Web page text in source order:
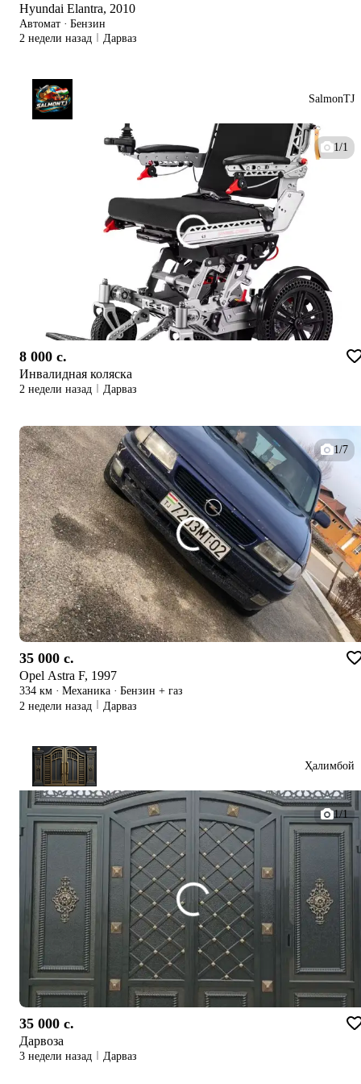
Hyundai Elantra, 2010
Автомат · Бензин
2 недели назад
Дарваз
SalmonTJ
1/1
8 000 c.
Инвалидная коляска
2 недели назад Дарваз
1/7
35 000 c.
Opel Astra F, 1997
334 км · Механика · Бензин + газ
2 недели назад
Дарваз
Ҳалимбой
1/1
35 000 c.
Дарвоза
3 недели назад Дарваз